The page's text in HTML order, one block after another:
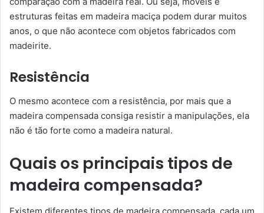
estruturas feitas em madeira maciça podem durar muitos
anos, o que não acontece com objetos fabricados com
madeirite.
Resistência
O mesmo acontece com a resistência, por mais que a
madeira compensada consiga resistir a manipulações, ela
não é tão forte como a madeira natural.
Quais os principais tipos de
madeira compensada?